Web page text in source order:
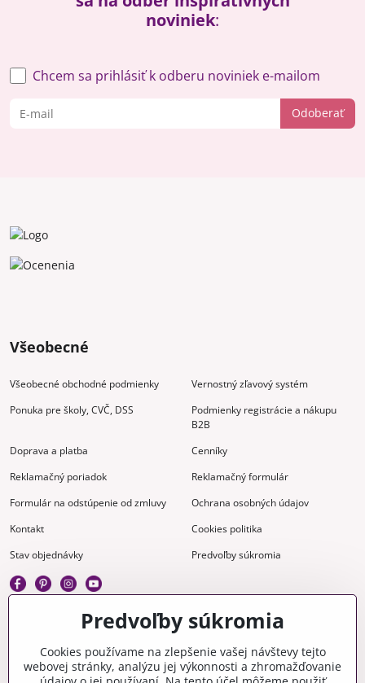
noviniek:
Odoberať
Chcem sa prihlásiť k odberu noviniek e-mailom
Všeobecné
Všeobecné obchodné podmienky
Vernostný zľavový systém
Ponuka pre školy, CVČ, DSS
Podmienky registrácie a nákupu
B2B
Doprava a platba
Cenníky
Reklamačný poriadok
Reklamačný formulár
Formulár na odstúpenie od zmluvy
Ochrana osobných údajov
Kontakt
Cookies politika
Stav objednávky
Predvoľby súkromia
Gravírovanie Materiály na stiahnutie
Predvoľby súkromia
Cookies používame na zlepšenie vašej návštevy tejto
webovej stránky, analýzu jej výkonnosti a zhromažďovanie